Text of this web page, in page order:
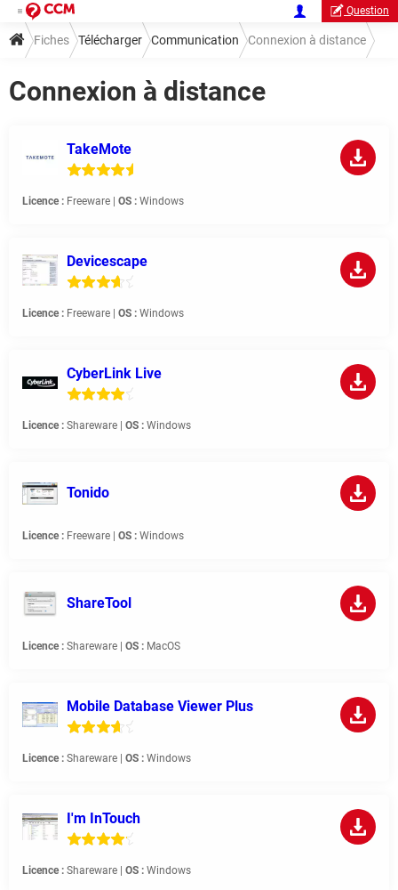
Question
Fiches Télécharger Communication Connexion à distance
Connexion à distance
TakeMote
Licence : Freeware | OS : Windows
Devicescape
Licence : Freeware | OS : Windows
CyberLink Live
Licence : Shareware | OS : Windows
Tonido
Licence : Freeware | OS : Windows
ShareTool
Licence : Shareware | OS : MacOS
Mobile Database Viewer Plus
Licence : Shareware | OS : Windows
I'm InTouch
Licence : Shareware | OS : Windows